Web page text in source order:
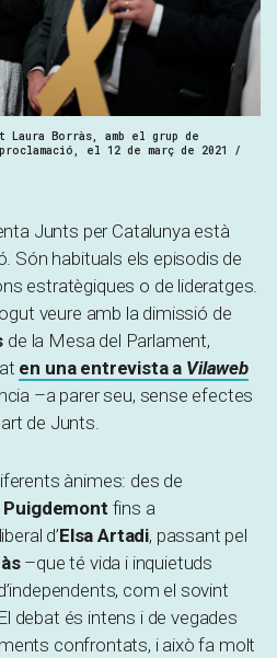
Laura Borràs, amb el grup de
el 12 de març de 2021 /
Junts per Catalunya està
Són habituals els episodis de
estratègiques o de lideratges.
veure amb la dimissió de
de la Mesa del Parlament,
en una entrevista a Vilaweb
–a parer seu, sense efectes
de Junts.
ànimes: des de
Puigdemont fins a
d’Elsa Artadi, passant pel
–que té vida i inquietuds
com el sovint
debat és intens i de vegades
confrontats, i això fa molt